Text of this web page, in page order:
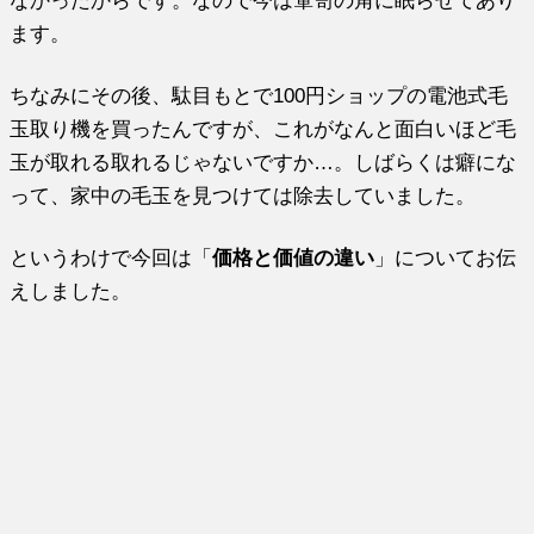
ます。
ちなみにその後、駄目もとで100円ショップの電池式毛
玉取り機を買ったんですが、これがなんと面白いほど毛
玉が取れる取れるじゃないですか…。しばらくは癖にな
って、家中の毛玉を見つけては除去していました。
というわけで今回は「価格と価値の違い 」についてお伝
えしました。